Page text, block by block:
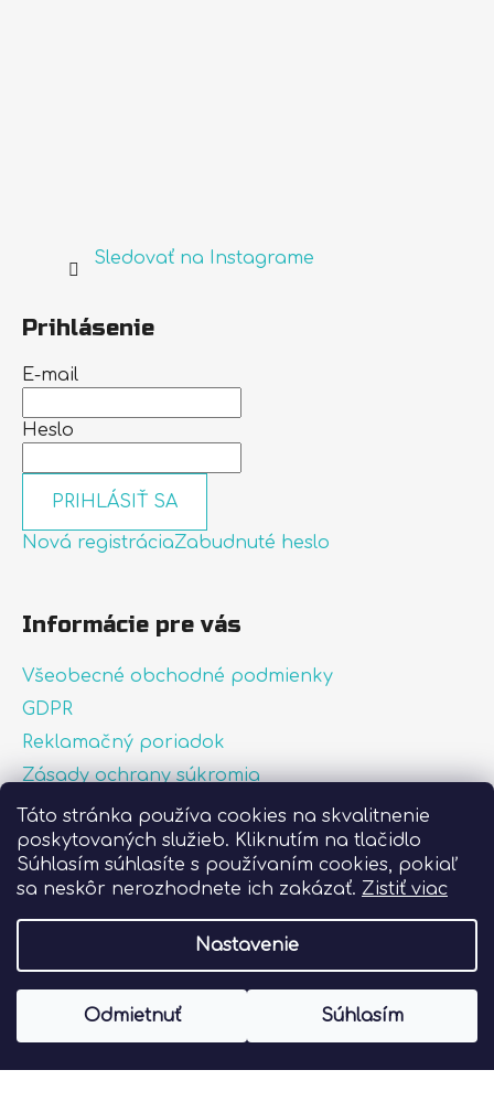
Táto stránka používa cookies na skvalitnenie
poskytovaných služieb. Kliknutím na tlačidlo
Súhlasím súhlasíte s používaním cookies, pokiaľ
sa neskôr nerozhodnete ich zakázať. Zistiť viac
Nastavenie
Odmietnuť Súhlasím
Sledovať na Instagrame
Prihlásenie
E-mail
Heslo
PRIHLÁSIŤ SA
Nová registráciaZabudnuté heslo
Informácie pre vás
Všeobecné obchodné podmienky
GDPR
Reklamačný poriadok
Zásady ochrany súkromia
Zásady používania súborov cookies
O nás
FAQ
Vytvoril Shoptet
Copyright 2026
. Všetky práva
vyhradené.Upraviť nastavenie cookies